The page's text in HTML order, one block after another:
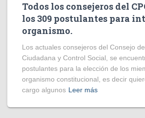
Todos los consejeros del
los 309 postulantes para
organismo.
Los actuales consejeros del Consejo
Ciudadana y Control Social, se
postulantes para la elección de los
organismo constitucional, es decir
cargo algunos Leer más